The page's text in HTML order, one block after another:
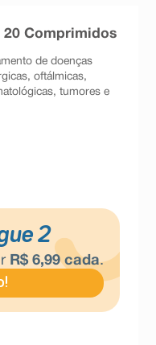
20 Comprimidos
de doenças
oftálmicas,
tumores e
2
R$ 6,99cada.